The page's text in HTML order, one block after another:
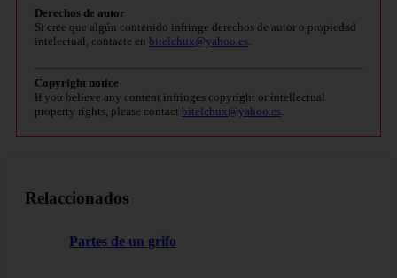
Derechos de autor
Si cree que algún contenido infringe derechos de autor o propiedad
intelectual, contacte en bitelchux@yahoo.es
Copyright notice
If you believe any content infringes copyright or intellectual
property rights, please contact bitelchux@yahoo.es
Relaccionados
Partes de un grifo